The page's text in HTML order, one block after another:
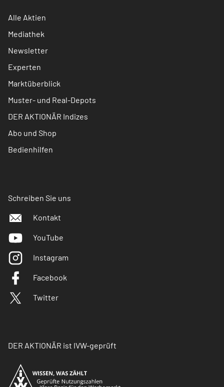
Alle Aktien
Mediathek
Newsletter
Experten
Marktüberblick
Muster- und Real-Depots
DER AKTIONÄR Indizes
Abo und Shop
Bedienhilfen
Schreiben Sie uns
Kontakt
YouTube
Instagram
Facebook
Twitter
DER AKTIONÄR ist IVW-geprüft